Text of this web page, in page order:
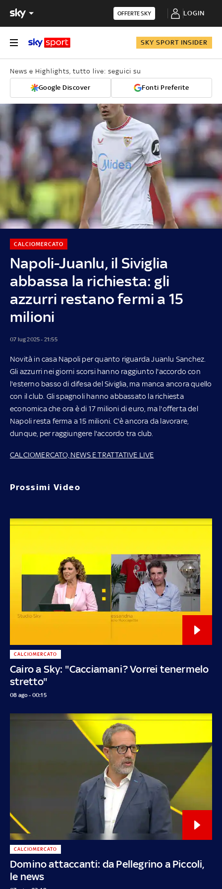
OFFERTE SKY LOGIN
SKY SPORT INSIDER
News e Highlights, tutto live: seguici su
Google Discover Fonti Preferite
Napoli-Juanlu, il Siviglia
abbassa la richiesta: gli
azzurri restano fermi a 15
milioni
CALCIOMERCATO
07 lug 2025 - 21:55
Novità in casa Napoli per quanto riguarda Juanlu Sanchez.
Gli azzurri nei giorni scorsi hanno raggiunto l'accordo con
l'esterno basso di difesa del Siviglia, ma manca ancora quello
con il club. Gli spagnoli hanno abbassato la richiesta
economica che ora è di 17 milioni di euro, ma l'offerta del
Napoli resta ferma a 15 milioni. C'è ancora da lavorare,
dunque, per raggiungere l'accordo tra club.
CALCIOMERCATO, NEWS E TRATTATIVE LIVE
Prossimi Video
Cairo a Sky: "Cacciamani? Vorrei tenermelo
stretto"
CALCIOMERCATO
08 ago - 00:15
Domino attaccanti: da Pellegrino a Piccoli,
le news
CALCIOMERCATO